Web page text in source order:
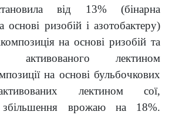
від 13% (бінарна
основі ризобій і азотобактеру)
на основі ризобій та
активованого лектином
на основі бульбочкових
лектином сої,
збільшення врожаю на 18%.